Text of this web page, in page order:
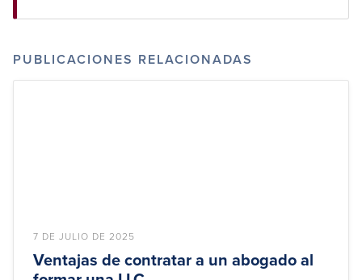
PUBLICACIONES RELACIONADAS
7 DE JULIO DE 2025
Ventajas de contratar a un abogado al